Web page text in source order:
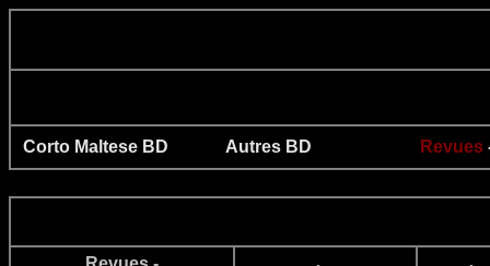
Corto Maltese BD Autres BD Revues